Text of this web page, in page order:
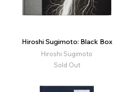
Hiroshi Sugimoto: Black Box
Hiroshi Sugimoto
Sold Out